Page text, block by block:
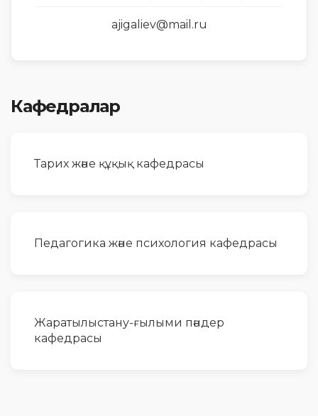
ajigaliev@mail.ru
Кафедралар
Тарих және құқық кафедрасы
Педагогика және психология кафедрасы
Жаратылыстану-ғылыми пәндер
кафедрасы